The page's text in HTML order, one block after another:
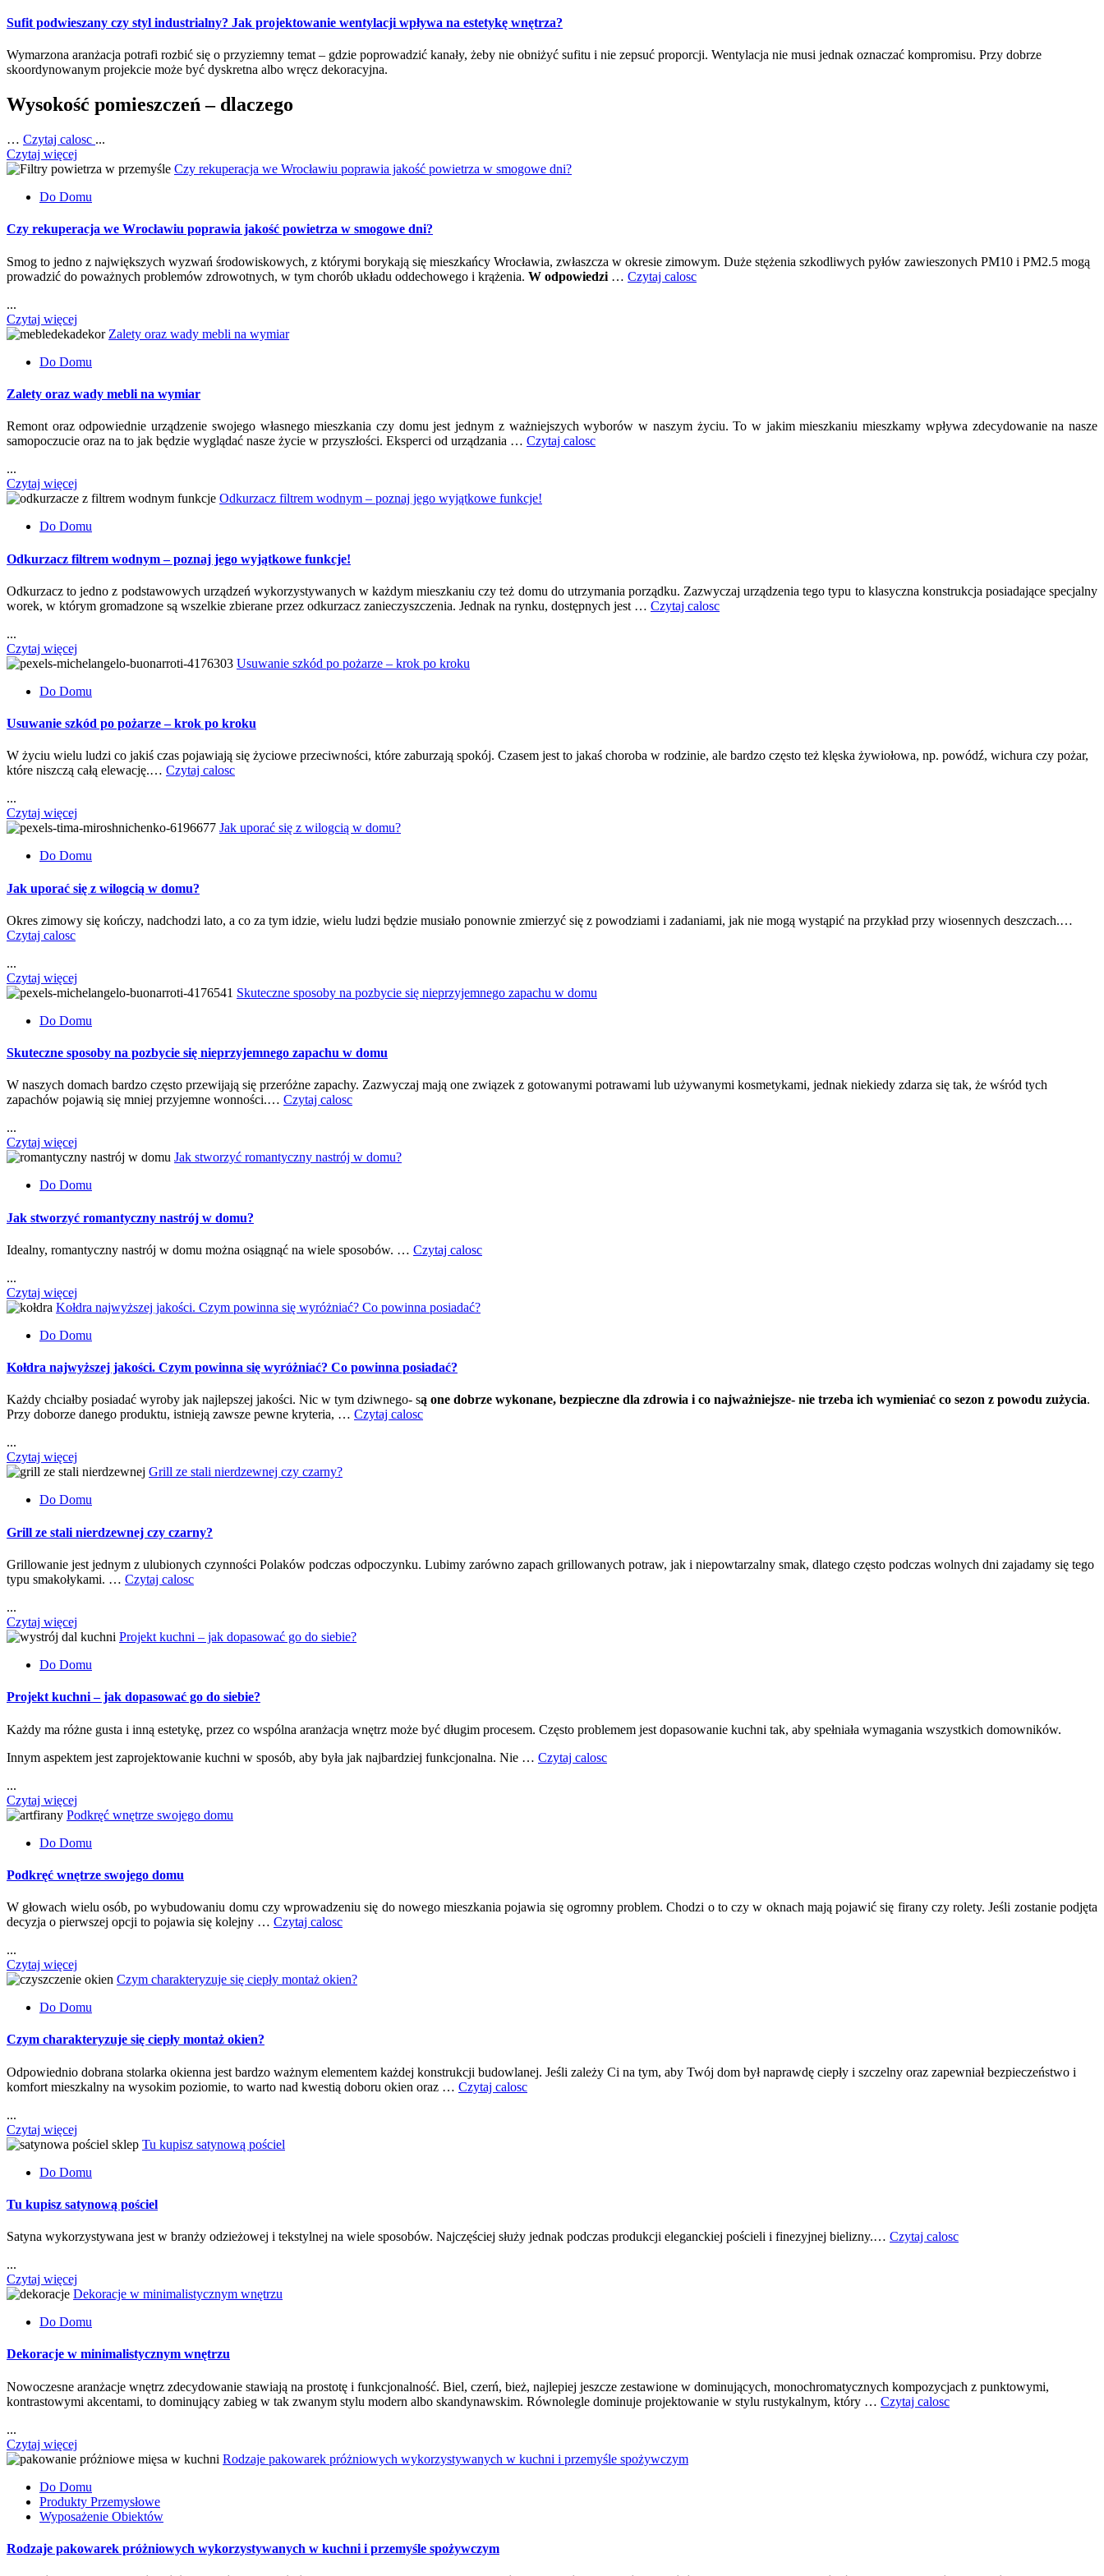
Sufit podwieszany czy styl industrialny? Jak projektowanie wentylacji wpływa na estetykę wnętrza?
Wymarzona aranżacja potrafi rozbić się o przyziemny temat – gdzie poprowadzić kanały, żeby nie obniżyć sufitu i nie zepsuć proporcji. Wentylacja nie musi jednak oznaczać kompromisu. Przy dobrze
skoordynowanym projekcie może być dyskretna albo wręcz dekoracyjna.
Wysokość pomieszczeń – dlaczego
… Czytaj calosc ...
Czytaj więcej
Czy rekuperacja we Wrocławiu poprawia jakość powietrza w smogowe dni?
Do Domu
Czy rekuperacja we Wrocławiu poprawia jakość powietrza w smogowe dni?
Smog to jedno z największych wyzwań środowiskowych, z którymi borykają się mieszkańcy Wrocławia, zwłaszcza w okresie zimowym. Duże stężenia szkodliwych pyłów zawieszonych PM10 i PM2.5 mogą
prowadzić do poważnych problemów zdrowotnych, w tym chorób układu oddechowego i krążenia. W odpowiedzi … Czytaj calosc
...
Czytaj więcej
Zalety oraz wady mebli na wymiar
Do Domu
Zalety oraz wady mebli na wymiar
Remont oraz odpowiednie urządzenie swojego własnego mieszkania czy domu jest jednym z ważniejszych wyborów w naszym życiu. To w jakim mieszkaniu mieszkamy wpływa zdecydowanie na nasze
samopoczucie oraz na to jak będzie wyglądać nasze życie w przyszłości. Eksperci od urządzania … Czytaj calosc
...
Czytaj więcej
Odkurzacz filtrem wodnym – poznaj jego wyjątkowe funkcje!
Do Domu
Odkurzacz filtrem wodnym – poznaj jego wyjątkowe funkcje!
Odkurzacz to jedno z podstawowych urządzeń wykorzystywanych w każdym mieszkaniu czy też domu do utrzymania porządku. Zazwyczaj urządzenia tego typu to klasyczna konstrukcja posiadające specjalny
worek, w którym gromadzone są wszelkie zbierane przez odkurzacz zanieczyszczenia. Jednak na rynku, dostępnych jest … Czytaj calosc
...
Czytaj więcej
Usuwanie szkód po pożarze – krok po kroku
Do Domu
Usuwanie szkód po pożarze – krok po kroku
W życiu wielu ludzi co jakiś czas pojawiają się życiowe przeciwności, które zaburzają spokój. Czasem jest to jakaś choroba w rodzinie, ale bardzo często też klęska żywiołowa, np. powódź, wichura czy pożar,
które niszczą całą elewację.… Czytaj calosc
...
Czytaj więcej
Jak uporać się z wilogcią w domu?
Do Domu
Jak uporać się z wilogcią w domu?
Okres zimowy się kończy, nadchodzi lato, a co za tym idzie, wielu ludzi będzie musiało ponownie zmierzyć się z powodziami i zadaniami, jak nie mogą wystąpić na przykład przy wiosennych deszczach.…
Czytaj calosc
...
Czytaj więcej
Skuteczne sposoby na pozbycie się nieprzyjemnego zapachu w domu
Do Domu
Skuteczne sposoby na pozbycie się nieprzyjemnego zapachu w domu
W naszych domach bardzo często przewijają się przeróżne zapachy. Zazwyczaj mają one związek z gotowanymi potrawami lub używanymi kosmetykami, jednak niekiedy zdarza się tak, że wśród tych
zapachów pojawią się mniej przyjemne wonności.… Czytaj calosc
...
Czytaj więcej
Jak stworzyć romantyczny nastrój w domu?
Do Domu
Jak stworzyć romantyczny nastrój w domu?
Idealny, romantyczny nastrój w domu można osiągnąć na wiele sposobów. … Czytaj calosc
...
Czytaj więcej
Kołdra najwyższej jakości. Czym powinna się wyróżniać? Co powinna posiadać?
Do Domu
Kołdra najwyższej jakości. Czym powinna się wyróżniać? Co powinna posiadać?
Każdy chciałby posiadać wyroby jak najlepszej jakości. Nic w tym dziwnego- są one dobrze wykonane, bezpieczne dla zdrowia i co najważniejsze- nie trzeba ich wymieniać co sezon z powodu zużycia.
Przy doborze danego produktu, istnieją zawsze pewne kryteria, … Czytaj calosc
...
Czytaj więcej
Grill ze stali nierdzewnej czy czarny?
Do Domu
Grill ze stali nierdzewnej czy czarny?
Grillowanie jest jednym z ulubionych czynności Polaków podczas odpoczynku. Lubimy zarówno zapach grillowanych potraw, jak i niepowtarzalny smak, dlatego często podczas wolnych dni zajadamy się tego
typu smakołykami. … Czytaj calosc
...
Czytaj więcej
Projekt kuchni – jak dopasować go do siebie?
Do Domu
Projekt kuchni – jak dopasować go do siebie?
Każdy ma różne gusta i inną estetykę, przez co wspólna aranżacja wnętrz może być długim procesem. Często problemem jest dopasowanie kuchni tak, aby spełniała wymagania wszystkich domowników.
Innym aspektem jest zaprojektowanie kuchni w sposób, aby była jak najbardziej funkcjonalna. Nie … Czytaj calosc
...
Czytaj więcej
Podkręć wnętrze swojego domu
Do Domu
Podkręć wnętrze swojego domu
W głowach wielu osób, po wybudowaniu domu czy wprowadzeniu się do nowego mieszkania pojawia się ogromny problem. Chodzi o to czy w oknach mają pojawić się firany czy rolety. Jeśli zostanie podjęta
decyzja o pierwszej opcji to pojawia się kolejny … Czytaj calosc
...
Czytaj więcej
Czym charakteryzuje się ciepły montaż okien?
Do Domu
Czym charakteryzuje się ciepły montaż okien?
Odpowiednio dobrana stolarka okienna jest bardzo ważnym elementem każdej konstrukcji budowlanej. Jeśli zależy Ci na tym, aby Twój dom był naprawdę ciepły i szczelny oraz zapewniał bezpieczeństwo i
komfort mieszkalny na wysokim poziomie, to warto nad kwestią doboru okien oraz … Czytaj calosc
...
Czytaj więcej
Tu kupisz satynową pościel
Do Domu
Tu kupisz satynową pościel
Satyna wykorzystywana jest w branży odzieżowej i tekstylnej na wiele sposobów. Najczęściej służy jednak podczas produkcji eleganckiej pościeli i finezyjnej bielizny.… Czytaj calosc
...
Czytaj więcej
Dekoracje w minimalistycznym wnętrzu
Do Domu
Dekoracje w minimalistycznym wnętrzu
Nowoczesne aranżacje wnętrz zdecydowanie stawiają na prostotę i funkcjonalność. Biel, czerń, bież, najlepiej jeszcze zestawione w dominujących, monochromatycznych kompozycjach z punktowymi,
kontrastowymi akcentami, to dominujący zabieg w tak zwanym stylu modern albo skandynawskim. Równolegle dominuje projektowanie w stylu rustykalnym, który … Czytaj calosc
...
Czytaj więcej
Rodzaje pakowarek próżniowych wykorzystywanych w kuchni i przemyśle spożywczym
Do Domu
Produkty Przemysłowe
Wyposażenie Obiektów
Rodzaje pakowarek próżniowych wykorzystywanych w kuchni i przemyśle spożywczym